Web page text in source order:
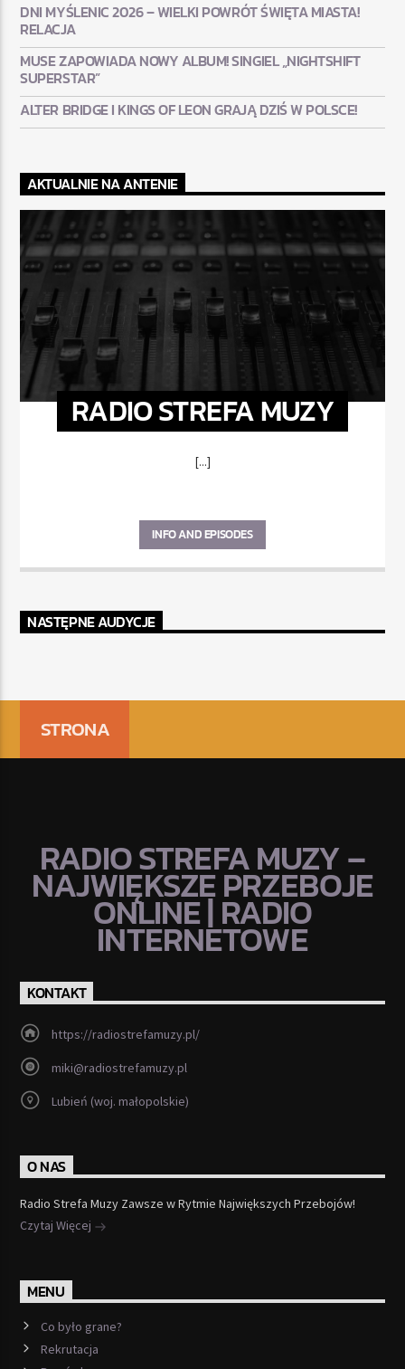
DNI MYŚLENIC 2026 – WIELKI POWRÓT ŚWIĘTA MIASTA!
RELACJA
MUSE ZAPOWIADA NOWY ALBUM! SINGIEL „NIGHTSHIFT
SUPERSTAR”
ALTER BRIDGE I KINGS OF LEON GRAJĄ DZIŚ W POLSCE!
AKTUALNIE NA ANTENIE
RADIO STREFA MUZY
[...]
INFO AND EPISODES
NASTĘPNE AUDYCJE
STRONA
RADIO STREFA MUZY –
NAJWIĘKSZE PRZEBOJE
ONLINE | RADIO
INTERNETOWE
KONTAKT
https://radiostrefamuzy.pl/
miki@radiostrefamuzy.pl
Lubień (woj. małopolskie)
O NAS
Radio Strefa Muzy Zawsze w Rytmie Największych Przebojów!
Czytaj Więcej
MENU
Co było grane?
Rekrutacja